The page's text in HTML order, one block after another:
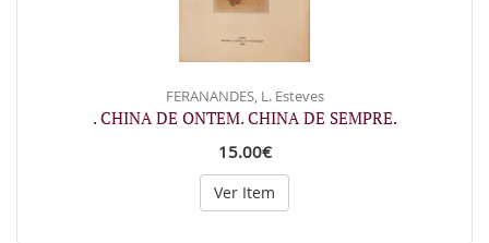
FERANANDES, L. Esteves
. CHINA DE ONTEM. CHINA DE SEMPRE.
15.00€
Ver Item